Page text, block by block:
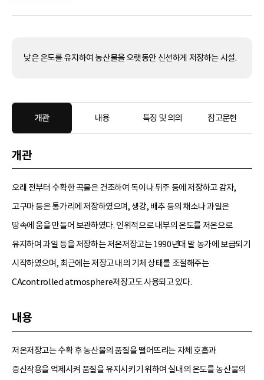
낮은 온도를 유지하여 농산물을 오랫동안 신선하게 저장하는 시설.
개관 내용 특징 및 의의 참고문헌
개관
오래 전부터 수확한 곡물은 건조하여 독이나 뒤주 등에 저장하고 감자,
고구마 등은 통가리에 저장하였으며, 생강, 배추 등의 채소나 과일은
땅속에 움을 만들어 보관하였다. 인위적으로 내부의 온도를 저온으로
유지하여 과일 등을 저장하는 저온저장고는 1990년대 말 농가에 보급되기
시작하였으며, 최근에는 저장고 내의 기체 상태를 조절해주는
CAcontrolled atmosphere저장고도 사용되고 있다.
내용
저온저장고는 수확 후 농산물의 품질을 떨어뜨리는 자체 호흡과
증산작용을 억제시켜 품질을 유지시키기 위하여 실내의 온도를 농산물의